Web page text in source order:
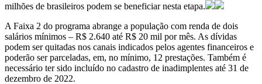
milhões de brasileiros podem se beneficiar nesta etapa.
A Faixa 2 do programa abrange a população com renda de dois
salários mínimos – R$ 2.640 até R$ 20 mil por mês. As dívidas
podem ser quitadas nos canais indicados pelos agentes financeiros e
poderão ser parceladas, em, no mínimo, 12 prestações. Também é
necessário ter sido incluído no cadastro de inadimplentes até 31 de
dezembro de 2022.